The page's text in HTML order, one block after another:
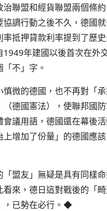
聯盟和經貨聯盟兩個條
調行動之後不久，德國
抵押貸款利率提到了歷
年建國以後首次在外
不」字。
微的德國，也不再對「
德國憲法），使聯邦國
議用語，德國還在幕後
增加了份量」的德國應
盟友」無疑是具有同樣
來，德日這對戰後的「
，已勢在必行。◆